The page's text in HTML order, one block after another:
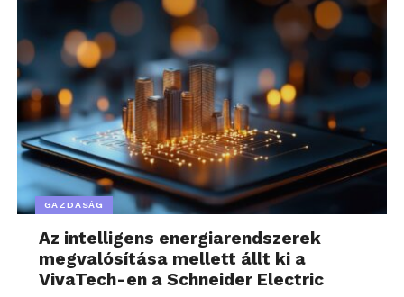
GAZDASÁG
Az intelligens energiarendszerek
megvalósítása mellett állt ki a
VivaTech-en a Schneider Electric